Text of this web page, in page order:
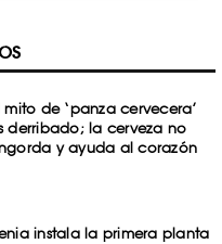
mito de ‘panza cervecera’
derribado; la cerveza no
y ayuda al corazón
instala la primera planta